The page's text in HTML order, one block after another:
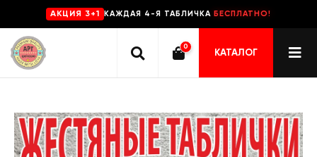
AKЦИЯ 3+1 КАЖДАЯ 4-Я ТАБЛИЧКА БЕСПЛАТНО!
0
КАТАЛОГ